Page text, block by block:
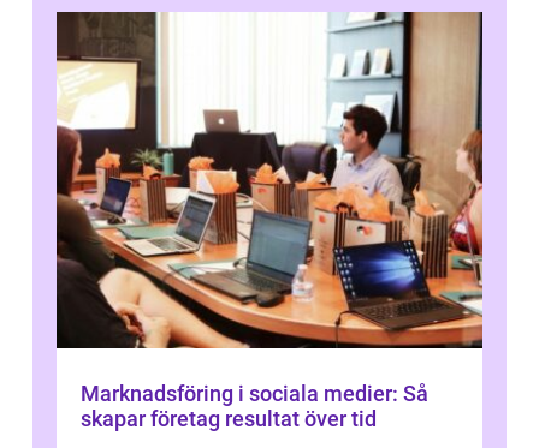
Marknadsföring i sociala medier: Så
skapar företag resultat över tid